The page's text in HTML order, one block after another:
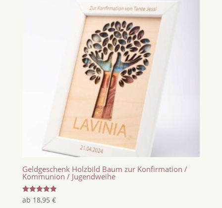
Geldgeschenk Holzbild Baum zur Konfirmation /
Kommunion / Jugendweihe
Bewertet
mit
ab 18,95 €